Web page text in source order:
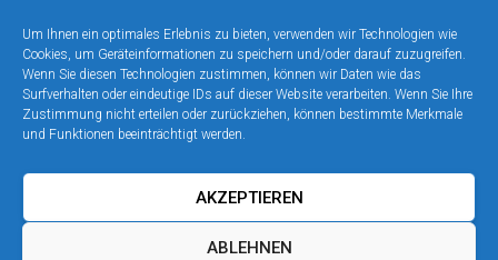
Um Ihnen ein optimales Erlebnis zu bieten, verwenden wir Technologien wie
Cookies, um Geräteinformationen zu speichern und/oder darauf zuzugreifen.
Wenn Sie diesen Technologien zustimmen, können wir Daten wie das
Surfverhalten oder eindeutige IDs auf dieser Website verarbeiten. Wenn Sie Ihre
Zustimmung nicht erteilen oder zurückziehen, können bestimmte Merkmale
und Funktionen beeinträchtigt werden.
AKZEPTIEREN
ABLEHNEN
dem Programm. Mit einem
sportlichen Part, jeder Menge
guter Laune und Read more…